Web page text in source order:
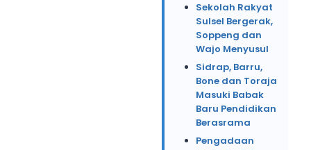
Sekolah Rakyat
Sulsel Bergerak,
Soppeng dan
Wajo Menyusul
Sidrap, Barru,
Bone dan Toraja
Masuki Babak
Baru Pendidikan
Berasrama
Pengadaan